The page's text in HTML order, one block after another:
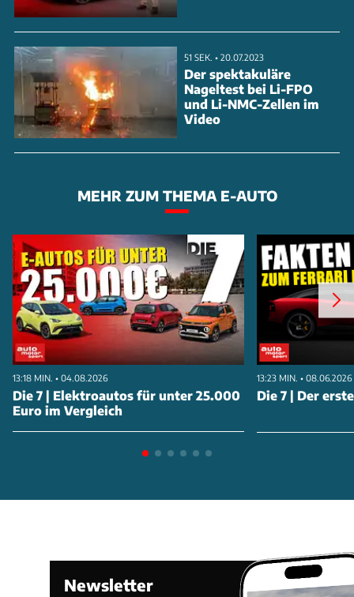
51 SEK. • 20.07.2023
Der spektakuläre
Nageltest bei Li-FPO
und Li-NMC-Zellen im
Video
MEHR ZUM THEMA E-AUTO
13:18 MIN. • 04.08.2026
Die 7 | Elektroautos für unter 25.000
Euro im Vergleich
13:23 MIN. • 08.06.2026
Die 7 | Der
Newsletter